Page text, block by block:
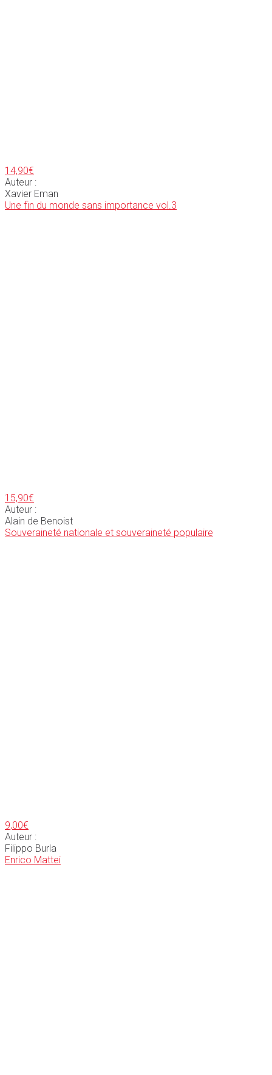
14,90€
Auteur :
Xavier Eman
Une fin du monde sans importance vol.3
15,90€
Auteur :
Alain de Benoist
Souveraineté nationale et souveraineté populaire
9,00€
Auteur :
Filippo Burla
Enrico Mattei